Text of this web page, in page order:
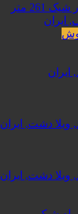
متر
ایران
ایران
ویلا دشت, ایران
ویلا دشت, ایران